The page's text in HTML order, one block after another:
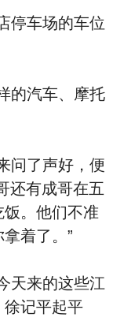
车场的车位
汽车、摩托
了声好，便
还有成哥在五
。他们不准
着了。”
来的这些江
徐记平起平